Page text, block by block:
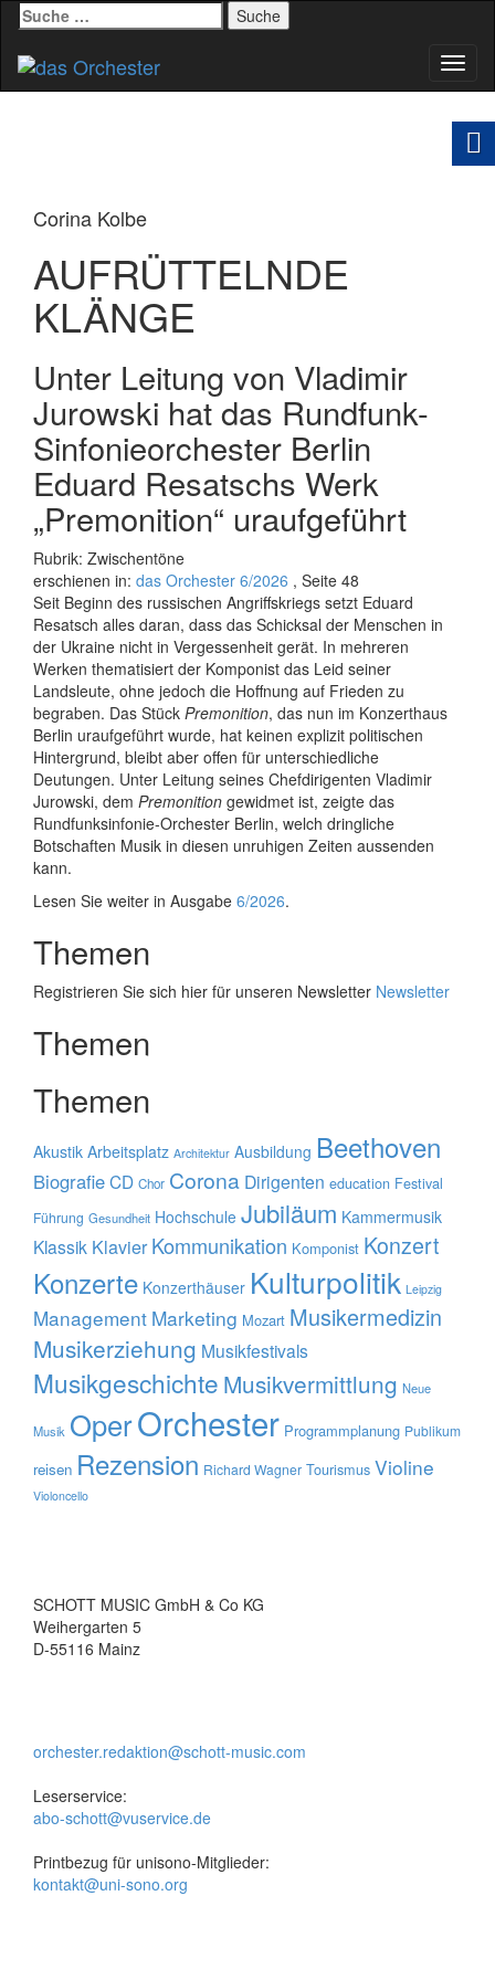
Suche
nach:
Corina Kolbe
AUFRÜTTELNDE
KLÄNGE
Unter Leitung von Vladimir
Jurowski hat das Rundfunk-
Sinfonieorchester Berlin
Eduard Resatschs Werk
„Premonition“ uraufgeführt
Rubrik: Zwischentöne
erschienen in: das Orchester 6/2026 , Seite 48
Seit Beginn des russischen Angriffskriegs setzt Eduard
Resatsch alles daran, dass das Schicksal der Menschen in
der Ukraine nicht in Vergessenheit gerät. In mehreren
Werken thematisiert der Komponist das Leid seiner
Landsleute, ohne jedoch die Hoffnung auf Frieden zu
begraben. Das Stück Premonition, das nun im Konzerthaus
Berlin uraufgeführt wurde, hat keinen explizit politischen
Hintergrund, bleibt aber offen für unterschiedliche
Deutungen. Unter Leitung seines Chefdirigenten Vladimir
Jurowski, dem Premonition gewidmet ist, zeigte das
Rundfunksinfonie-Orchester Berlin, welch dringliche
Botschaften Musik in diesen unruhigen Zeiten aussenden
kann.
Lesen Sie weiter in Ausgabe 6/2026.
Themen
Registrieren Sie sich hier für unseren Newsletter Newsletter
Themen
Themen
Akustik Arbeitsplatz Architektur Ausbildung Beethoven
BiografieCD Chor Corona Dirigenten education Festival
Führung Gesundheit Hochschule Jubiläum Kammermusik
Klassik Klavier Kommunikation Komponist Konzert
Konzerte Konzerthäuser Kulturpolitik Leipzig
Management Marketing Mozart Musikermedizin
Musikerziehung Musikfestivals
Musikgeschichte Musikvermittlung Neue
Musik OperOrchester Programmplanung Publikum
reisen Rezension Richard Wagner Tourismus Violine
Violoncello
SCHOTT MUSIC GmbH & Co KG
Weihergarten 5
D-55116 Mainz
orchester.redaktion@schott-music.com
Leserservice:
abo-schott@vuservice.de
Printbezug für unisono-Mitglieder:
kontakt@uni-sono.org